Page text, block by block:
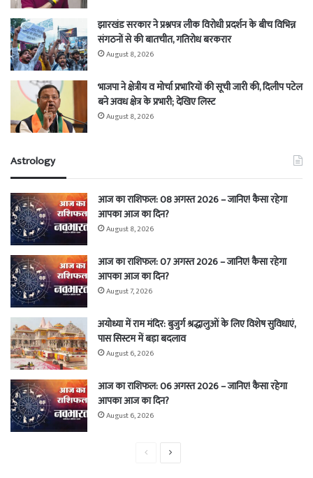
झारखंड सरकार ने प्रश्नपत्र लीक विरोधी प्रदर्शन के बीच विभिन्न
संगठनों से की बातचीत, गतिरोध बरकरार
August 8, 2026
भाजपा ने क्षेत्रीय व मोर्चा प्रभारियों की सूची जारी की, दिलीप पटेल
बने अवध क्षेत्र के प्रभारी; देखिए लिस्ट
August 8, 2026
Astrology
आज का राशिफल: 08 अगस्त 2026 – जानिए! कैसा रहेगा
आपका आज का दिन?
August 8, 2026
आज का राशिफल: 07 अगस्त 2026 – जानिए! कैसा रहेगा
आपका आज का दिन?
August 7, 2026
अयोध्या में राम मंदिर: बुजुर्ग श्रद्धालुओं के लिए विशेष सुविधाएं,
पास सिस्टम में बड़ा बदलाव
August 6, 2026
आज का राशिफल: 06 अगस्त 2026 – जानिए! कैसा रहेगा
आपका आज का दिन?
August 6, 2026
PreviousNext